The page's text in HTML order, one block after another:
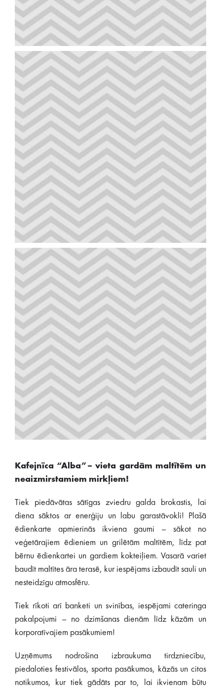
Kafejnīca “Alba”– vieta gardām maltītēm un
neaizmirstamiem mirkļiem!
Tiek piedāvātas sātīgas zviedru galda brokastis, lai
diena sāktos ar enerģiju un labu garastāvokli! Plašā
ēdienkarte apmierinās ikviena gaumi – sākot no
veģetārajiem ēdieniem un grilētām maltītēm, līdz pat
bērnu ēdienkartei un gardiem kokteiļiem. Vasarā variet
baudīt maltītes āra terasē, kur iespējams izbaudīt sauli un
nesteidzīgu atmosfēru.
Tiek rīkoti arī banketi un svinības, iespējami cateringa
pakalpojumi – no dzimšanas dienām līdz kāzām un
korporatīvajiem pasākumiem!
Uzņēmums nodrošina izbraukuma tirdzniecību,
piedaloties festivālos, sporta pasākumos, kāzās un citos
notikumos, kur tiek gādāts par to, lai ikvienam būtu